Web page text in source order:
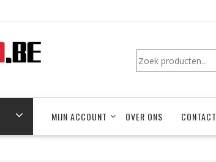
Zoeken
MIJN ACCOUNT OVER ONS CONTACT